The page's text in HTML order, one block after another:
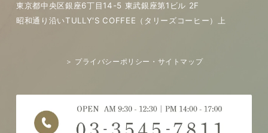
東京都中央区銀座6丁目14-5 東武銀座第1ビル 2F
昭和通り沿いTULLY'S COFFEE（タリーズコーヒー）上
＞ プライバシーポリシー・サイトマップ